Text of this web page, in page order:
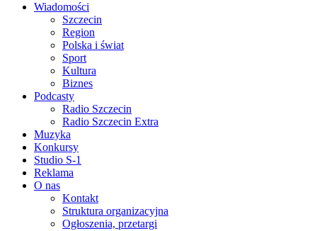
Wiadomości
Szczecin
Region
Polska i świat
Sport
Kultura
Biznes
Podcasty
Radio Szczecin
Radio Szczecin Extra
Muzyka
Konkursy
Studio S-1
Reklama
O nas
Kontakt
Struktura organizacyjna
Ogłoszenia, przetargi